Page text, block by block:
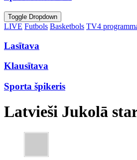
Toggle Dropdown
LIVE Futbols Basketbols TV4
Lasītava
Klausītava
Sporta špikeris
Latvieši Jukolā